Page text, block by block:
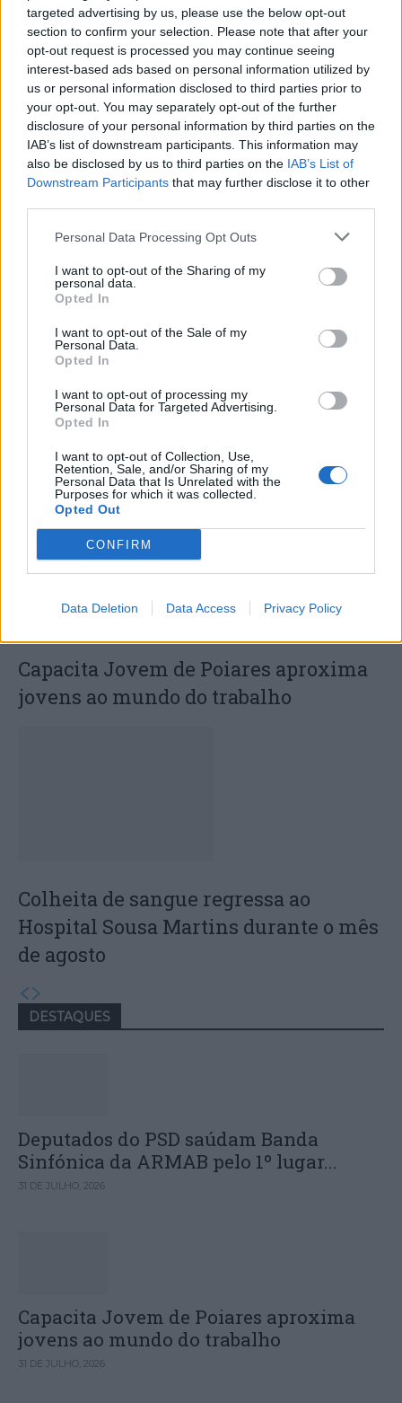
targeted advertising by us, please use the below opt-out
section to confirm your selection. Please note that after your
opt-out request is processed you may continue seeing
interest-based ads based on personal information utilized by
us or personal information disclosed to third parties prior to
your opt-out. You may separately opt-out of the further
disclosure of your personal information by third parties on the
IAB’s list of downstream participants. This information may
also be disclosed by us to third parties on the IAB’s List of
Downstream Participants that may further disclose it to other
Personal Data Processing Opt Outs
I want to opt-out of the Sharing of my
personal data.
Opted In
I want to opt-out of the Sale of my
Personal Data.
Opted In
I want to opt-out of processing my
Personal Data for Targeted Advertising.
Opted In
I want to opt-out of Collection, Use,
Retention, Sale, and/or Sharing of my
Personal Data that Is Unrelated with the
Purposes for which it was collected.
Opted Out
CONFIRM
Data Deletion Data Access Privacy Policy
Artigo anterior
Prisão preventiva para
suspeito de vários furtos
nos distritos de Aveiro e
Porto
Próximo artigo
Urgência de Aveiro com
cuidados de Urologia após
reforço de médicos
ARTIGOS RELACIONADOSMAIS DO AUTOR
Deputados do PSD saúdam Banda
certame internacional de Valência
Capacita Jovem de Poiares aproxima
jovens ao mundo do trabalho
Colheita de sangue regressa ao
Hospital Sousa Martins durante o mês
de agosto
DESTAQUES
Deputados do PSD saúdam Banda
Sinfónica da ARMAB pelo 1º lugar...
31 DE JULHO, 2026
Capacita Jovem de Poiares aproxima
jovens ao mundo do trabalho
31 DE JULHO, 2026